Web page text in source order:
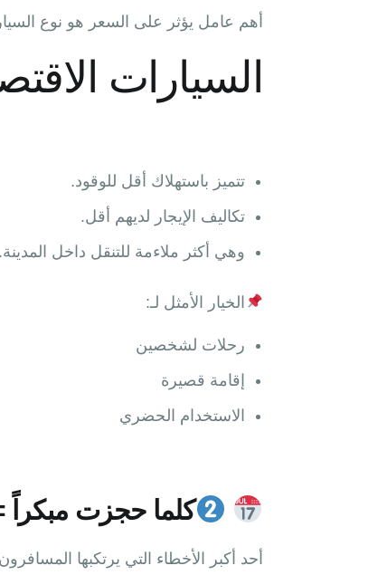
أهم عامل يؤثر على السعر هو نوع
السيارات
تتميز باستهلاك أقل للوقود.
تكاليف الإيجار لديهم أقل.
وهي أكثر ملاءمة للتنقل داخل المدينة.
الخيار الأمثل لـ:
رحلات لشخصين
إقامة قصيرة
الاستخدام الحضري
كلما حجزت مبكراً
أحد أكبر الأخطاء التي يرتكبها